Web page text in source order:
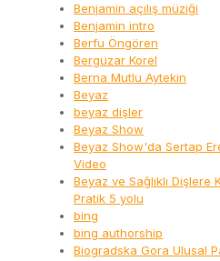
Benjamin açılış müziği
Benjamin intro
Berfu Öngören
Bergüzar Korel
Berna Mutlu Aytekin
Beyaz
beyaz dişler
Beyaz Show
Beyaz Show'da Sertap
Video
Beyaz ve Sağlıklı Dişlere
Pratik 5 yolu
bing
bing authorship
Biogradska Gora Ulusal